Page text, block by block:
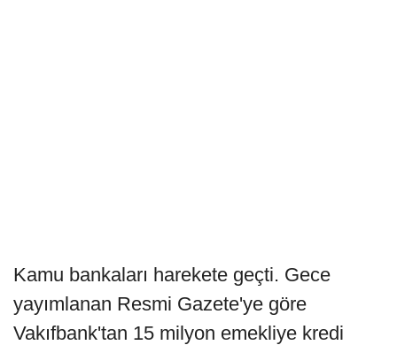
Kamu bankaları harekete geçti. Gece
yayımlanan Resmi Gazete'ye göre
Vakıfbank'tan 15 milyon emekliye kredi